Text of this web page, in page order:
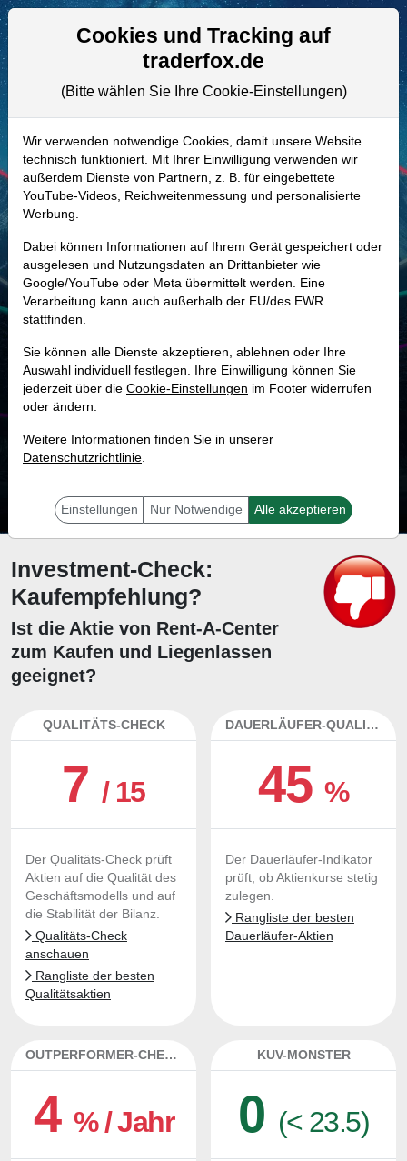
Aktien- und Artikelsuche
900457 | RCII–Rent-A-Center Aktie
Realtime-Aktienkurs:
-
-
Marktkapitalisierung 1,14 Mrd. USD
Unternehmenswert 2,74 Mrd. USD
MONKEY-TRADER INDIKATOR
35.2 %
Mit 35.2 % Wahrscheinlichkeit wird selbst der unglücklichst agierende Trader
Investment-Check:
Kaufempfehlung?
Ist die Aktie von Rent-A-Center
zum Kaufen und Liegenlassen
geeignet?
QUALITÄTS-CHECK
7/ 15
Der Qualitäts-Check prüft
Aktien auf die Qualität des
Geschäftsmodells und auf
die Stabilität der Bilanz.
Qualitäts-Check
anschauen
Rangliste der besten
Qualitätsaktien
DAUERLÄUFER-QUALITÄTEN
45%
Der Dauerläufer-Indikator
prüft, ob Aktienkurse stetig
zulegen.
Rangliste der besten
Dauerläufer-Aktien
OUTPERFORMER-CHECK
4 % / Jahr
KUV-MONSTER
0 (< 23.5)
Cookies und Tracking auf
traderfox.de
(Bitte wählen Sie Ihre Cookie-Einstellungen)
Wir verwenden notwendige Cookies, damit unsere Website
technisch funktioniert. Mit Ihrer Einwilligung verwenden wir
außerdem Dienste von Partnern, z. B. für eingebettete
YouTube-Videos, Reichweitenmessung und personalisierte
Werbung.
Dabei können Informationen auf Ihrem Gerät gespeichert oder
ausgelesen und Nutzungsdaten an Drittanbieter wie
Google/YouTube oder Meta übermittelt werden. Eine
Verarbeitung kann auch außerhalb der EU/des EWR
stattfinden.
Sie können alle Dienste akzeptieren, ablehnen oder Ihre
Auswahl individuell festlegen. Ihre Einwilligung können Sie
jederzeit über die Cookie-Einstellungen im Footer widerrufen
oder ändern.
Weitere Informationen finden Sie in unserer
Datenschutzrichtlinie.
Einstellungen Nur Notwendige Alle akzeptieren